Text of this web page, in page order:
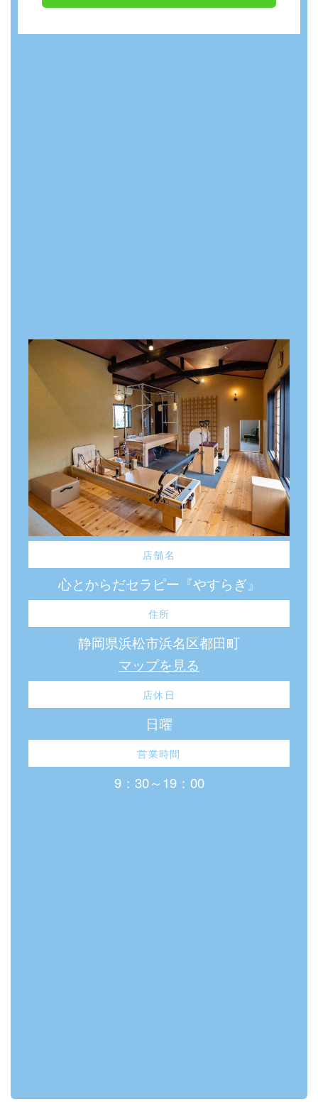
店舗名
心とからだセラピー『やすらぎ』
住所
静岡県浜松市浜名区都田町
マップを見る
店休日
日曜
営業時間
9：30～19：00